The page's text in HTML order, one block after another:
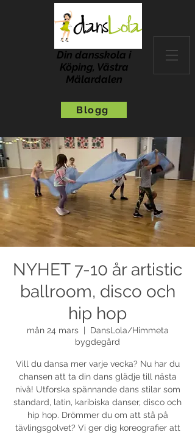
Din dansskola i
Köping, Västra
Mälardalen
Blogg
NYHET 7-10 år artistic
ballroom, disco och
hip hop
mån 24 mars
  |
DansLola/Himmeta
bygdegård
Vill du dansa mer varje vecka? Nu har du
chansen att ta din dans glädje till nästa
nivå! Utforska spännande dans stilar som
standard, latin, karibiska danser, disco och
hip hop. Drömmer du om att stå på
tävlingsgolvet? Vi ger dig koreografier att